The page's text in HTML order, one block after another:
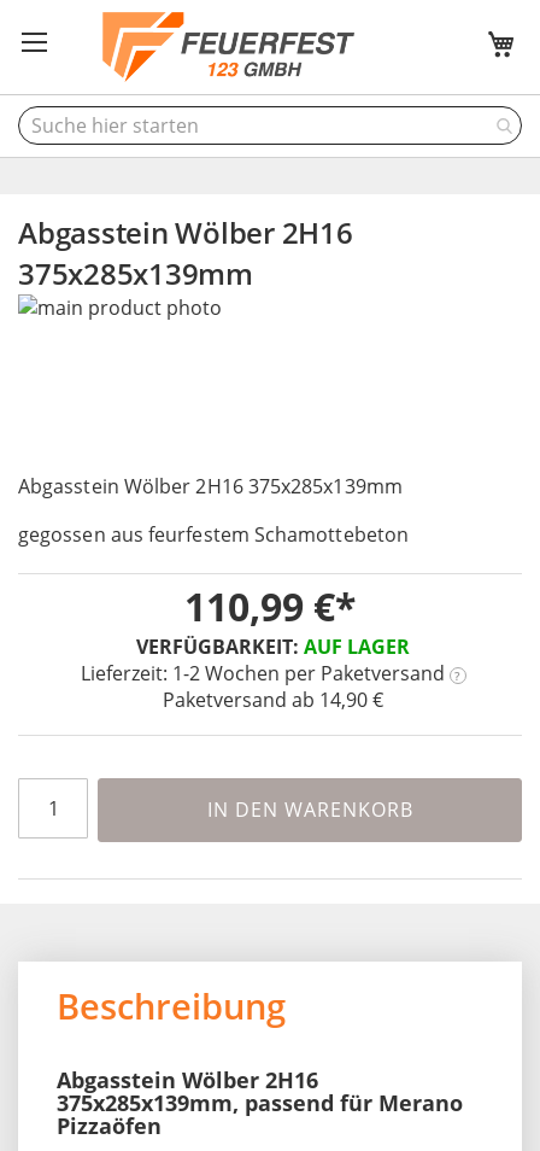
Abgasstein Wölber 2H16
375x285x139mm
Abgasstein Wölber 2H16 375x285x139mm
gegossen aus feurfestem Schamottebeton
VERFÜGBARKEIT: AUF LAGER
Lieferzeit: 1-2 Wochen per Paketversand ?
Paketversand ab 14,90 €
110,99 €
IN DEN WARENKORB
Skip
gallery
to
beginning
Beschreibung
Abgasstein Wölber 2H16
375x285x139mm, passend für Merano
Pizzaöfen